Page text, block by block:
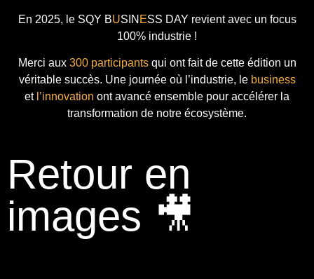
En 2025, le SQY BUSIN ESS DAY revient avec un focus
100% industrie !
Merci aux 300 participantsqui ont fait de cette édition un
véritable succès. Une journée où l’industrie, le business
et l’innovation ont avancé ensemble pour accélérer la
transformation de notre écosystème.
Retour en
images 🎥